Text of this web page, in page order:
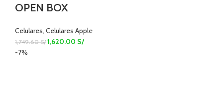
OPEN BOX
Celulares Celulares Apple
1,749.60S/ 1,620.00 S/
-7%